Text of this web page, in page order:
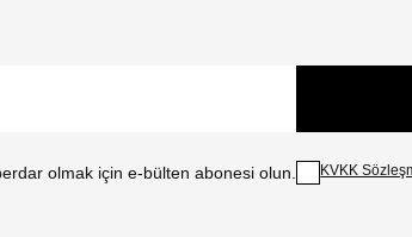
olmak için e-bülten abonesi olun. KVKK